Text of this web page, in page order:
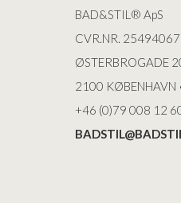
BAD&STIL® ApS
CVR.NR. 25494067
ØSTERBROGADE
2100 KØBENHAVN
+46 (0)79 008 12